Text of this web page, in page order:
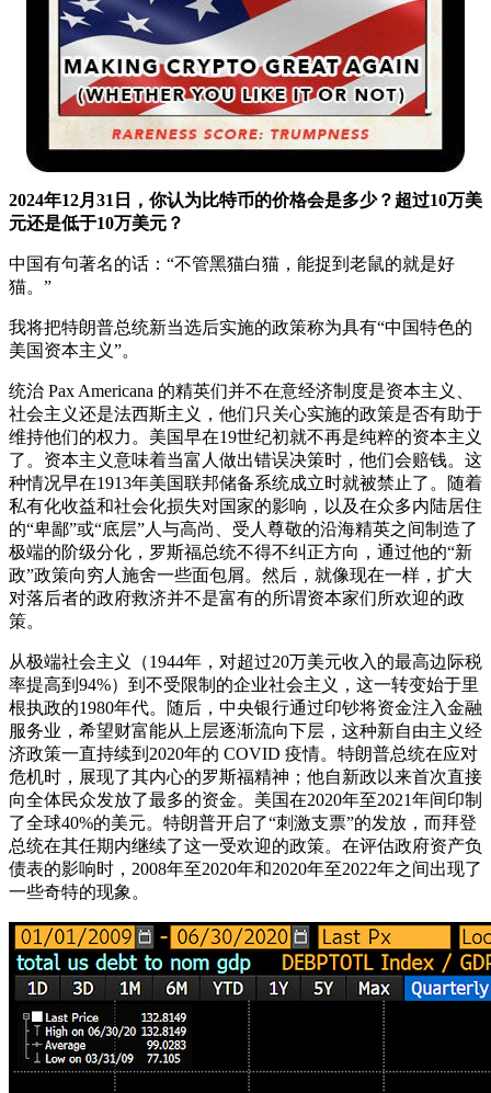
2024年12月31日，你认为比特币的价格会是多少？超过10万美
元还是低于10万美元？
中国有句著名的话：“不管黑猫白猫，能捉到老鼠的就是好
猫。”
我将把特朗普总统新当选后实施的政策称为具有“中国特色的
美国资本主义”。
统治 Pax Americana 的精英们并不在意经济制度是资本主义、
社会主义还是法西斯主义，他们只关心实施的政策是否有助于
维持他们的权力。美国早在19世纪初就不再是纯粹的资本主义
了。资本主义意味着当富人做出错误决策时，他们会赔钱。这
种情况早在1913年美国联邦储备系统成立时就被禁止了。随着
私有化收益和社会化损失对国家的影响，以及在众多内陆居住
的“卑鄙”或“底层”人与高尚、受人尊敬的沿海精英之间制造了
极端的阶级分化，罗斯福总统不得不纠正方向，通过他的“新
政”政策向穷人施舍一些面包屑。然后，就像现在一样，扩大
对落后者的政府救济并不是富有的所谓资本家们所欢迎的政
策。
从极端社会主义（1944年，对超过20万美元收入的最高边际税
率提高到94%）到不受限制的企业社会主义，这一转变始于里
根执政的1980年代。随后，中央银行通过印钞将资金注入金融
服务业，希望财富能从上层逐渐流向下层，这种新自由主义经
济政策一直持续到2020年的 COVID 疫情。特朗普总统在应对
危机时，展现了其内心的罗斯福精神；他自新政以来首次直接
向全体民众发放了最多的资金。美国在2020年至2021年间印制
了全球40%的美元。特朗普开启了“刺激支票”的发放，而拜登
总统在其任期内继续了这一受欢迎的政策。在评估政府资产负
债表的影响时，2008年至2020年和2020年至2022年之间出现了
一些奇特的现象。